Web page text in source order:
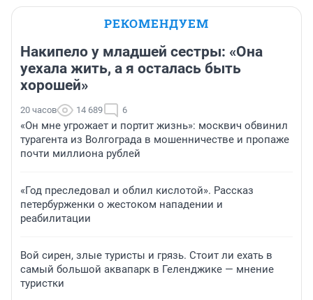
РЕКОМЕНДУЕМ
Накипело у младшей сестры: «Она
уехала жить, а я осталась быть
хорошей»
20 часов 14 689 6
«Он мне угрожает и портит жизнь»: москвич обвинил
турагента из Волгограда в мошенничестве и пропаже
почти миллиона рублей
«Год преследовал и облил кислотой». Рассказ
петербурженки о жестоком нападении и
реабилитации
Вой сирен, злые туристы и грязь. Стоит ли ехать в
самый большой аквапарк в Геленджике — мнение
туристки